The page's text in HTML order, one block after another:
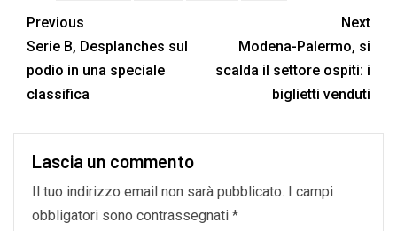
Previous
Serie B, Desplanches sul
podio in una speciale
classifica
Next
Modena-Palermo, si
scalda il settore ospiti: i
biglietti venduti
Lascia un commento
Il tuo indirizzo email non sarà pubblicato. I campi
obbligatori sono contrassegnati *